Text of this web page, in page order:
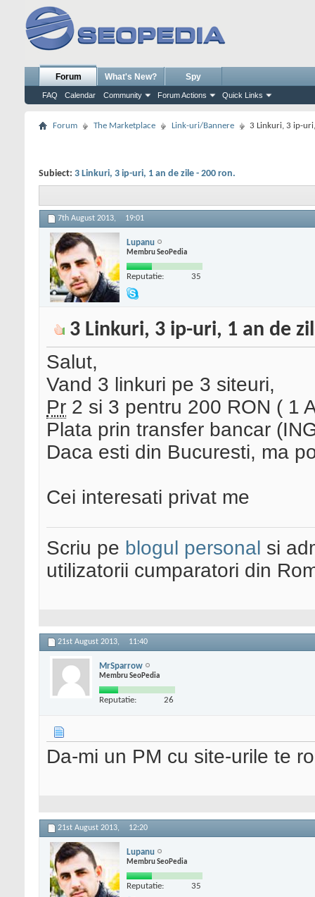
Forum
FAQ Calendar Community Forum Actions Quick Links
What's New? Spy
Forum The Marketplace Link-uri/Bannere 3 Linkuri, 3 ip-
Subiect: 3 Linkuri, 3 ip-uri, 1 an de zile - 200 ron.
7th August 2013, 19:01
Lupanu
Membru SeoPedia
Reputatie: 35
3 Linkuri, 3 ip-uri, 1 an de
Salut,
Vand 3 linkuri pe 3 siteuri,
Pr 2 si 3 pentru 200 RON ( 1
Plata prin transfer bancar
Daca esti din Bucuresti, ma
Cei interesati privat me
Scriu pe blogul personal si
utilizatorii cumparatori din
21st August 2013, 11:40
MrSparrow
Membru SeoPedia
Reputatie: 26
Da-mi un PM cu site-urile te
21st August 2013, 12:20
Lupanu
Membru SeoPedia
Reputatie: 35